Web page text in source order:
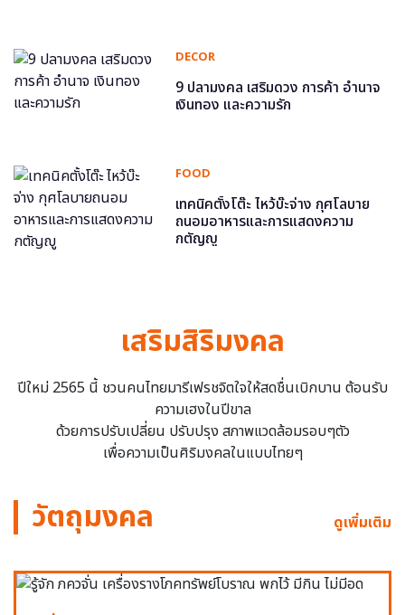
DECOR
9 ปลามงคล เสริมดวง การค้า อำนาจ
เงินทอง และความรัก
FOOD
เทคนิคตั้งโต๊ะ ไหว้บ๊ะจ่าง กุศโลบาย
ถนอมอาหารและการแสดงความ
กตัญญู
เสริมสิริมงคล
ปีใหม่ 2565 นี้ ชวนคนไทยมารีเฟรชจิตใจให้สดชื่นเบิกบาน ต้อนรับ
ความเฮงในปีขาล
ด้วยการปรับเปลี่ยน ปรับปรุง สภาพแวดล้อมรอบๆตัว
เพื่อความเป็นศิริมงคลในแบบไทยๆ
วัตถุมงคล ดูเพิ่มเติม